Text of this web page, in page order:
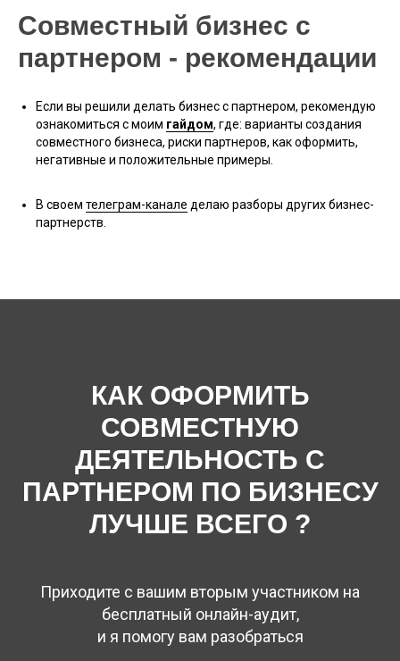
Совместный бизнес с
партнером - рекомендации
Если вы решили делать бизнес с партнером, рекомендую
ознакомиться с моим гайдом, где: варианты создания
совместного бизнеса, риски партнеров, как оформить,
негативные и положительные примеры.
В своем телеграм-канале делаю разборы других бизнес-
партнерств.
КАК ОФОРМИТЬ
СОВМЕСТНУЮ
ДЕЯТЕЛЬНОСТЬ С
ПАРТНЕРОМ ПО БИЗНЕСУ
ЛУЧШЕ ВСЕГО ?
Приходите с вашим вторым участником на
бесплатный онлайн-аудит,
и я помогу вам разобраться